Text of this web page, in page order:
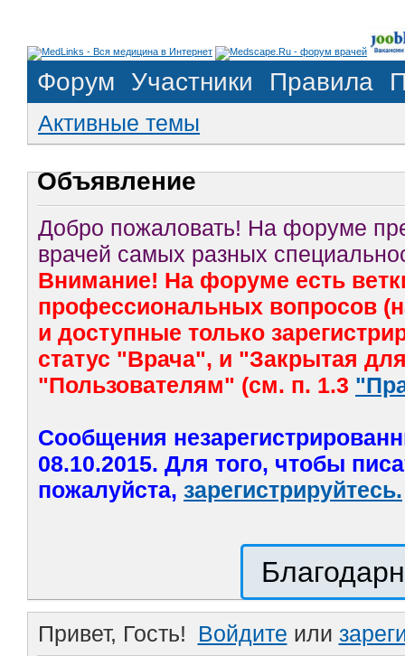
Форум Участники Правила
Активные темы
Объявление
Добро пожаловать! На форуме
врачей самых разных
Внимание! На форуме есть
профессиональных вопросов
и доступные только
статус "Врача", и "Закрытая
"Пользователям" (см. п. 1.3
Сообщения
08.10.2015. Для того, чтобы
пожалуйста, зарегистрируйтесь.
Привет, Гость! Войдите или